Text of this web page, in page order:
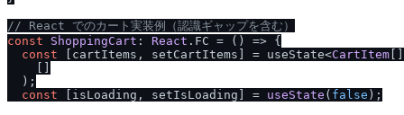
// React でのカート実装例（認識ギャップを含む）
const
ShoppingCart : React . FC = () => {
const [cartItems, setCartItems] = useState<CartItem
  );
const [isLoading, setIsLoading] = useState ( false );